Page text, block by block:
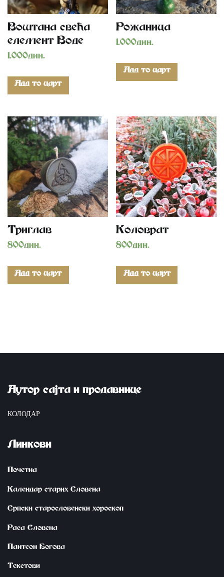
Воштана свећа
елемент Воде
1.000дин.
Add to cart
Рожаница
1.000дин.
Add to cart
Триглав
800дин.
Add to cart
Коловрат
800дин.
Add to cart
Аутор сајта и продавнице
КОЛОДАР
Линкови
Почетна
Календар старих Словена
Српски старословенски хороскоп
Раса Словена
Пантеон Богова
Tekstovi